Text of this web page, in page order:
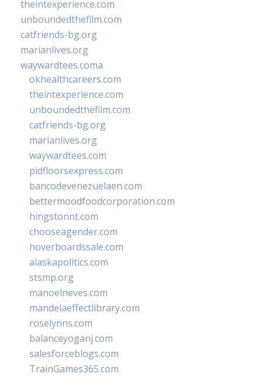
theintexperience.com
unboundedthefilm.com
catfriends-bg.org
marianlives.org
waywardtees.coma
okhealthcareers.com
theintexperience.com
unboundedthefilm.com
catfriends-bg.org
marianlives.org
waywardtees.com
pidfloorsexpress.com
bancodevenezuelaen.com
bettermoodfoodcorporation.com
hingstonnt.com
chooseagender.com
hoverboardssale.com
alaskapolitics.com
stsmp.org
manoelneves.com
mandelaeffectlibrary.com
roselynns.com
balanceyoganj.com
salesforceblogs.com
TrainGames365.com